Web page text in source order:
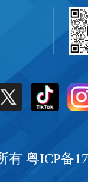
有 粤ICP备